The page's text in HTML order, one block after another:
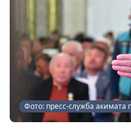
Фото: пресс-служба акимата